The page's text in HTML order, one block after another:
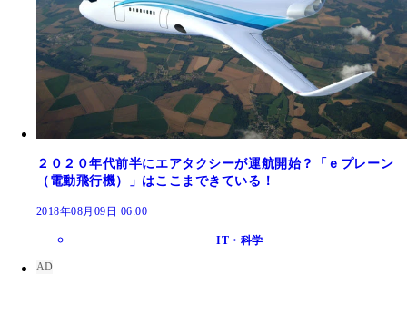
２０２０年代前半にエアタクシーが運航開始？「ｅプレーン
（電動飛行機）」はここまできている！
2018年08月09日 06:00
IT・科学